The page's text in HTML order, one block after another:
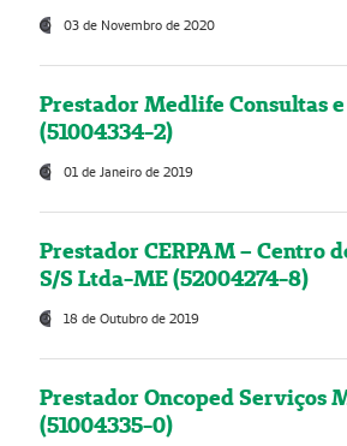
03 de Novembro de 2020
Prestador Medlife Consultas
(51004334-2)
01 de Janeiro de 2019
Prestador CERPAM – Centro
S/S Ltda-ME (52004274-8)
18 de Outubro de 2019
Prestador Oncoped Serviços
(51004335-0)